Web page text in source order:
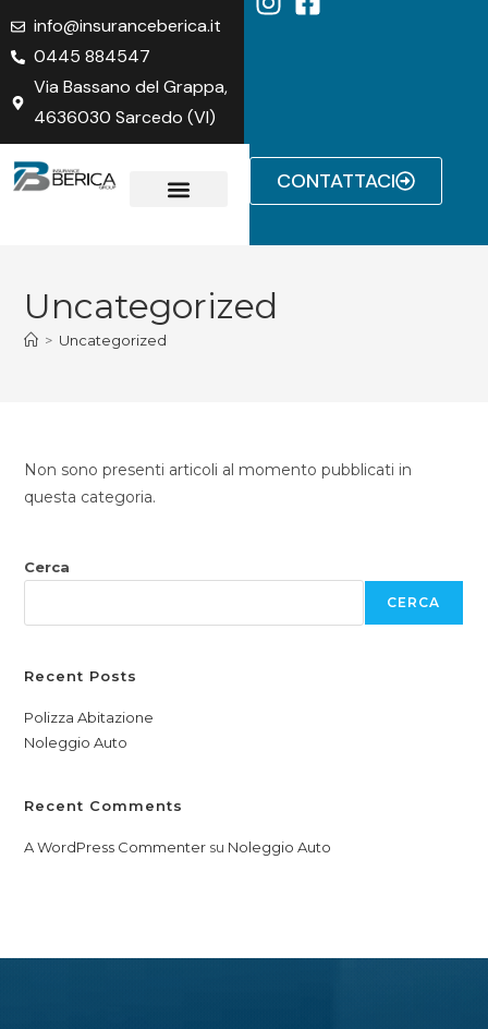
info@insuranceberica.it
0445 884547
Via Bassano del Grappa,
4636030 Sarcedo (VI)
CONTATTACI
Uncategorized
> Uncategorized
Non sono presenti articoli al momento pubblicati in
questa categoria.
Cerca
CERCA
Recent Posts
Polizza Abitazione
Noleggio Auto
Recent Comments
A WordPress Commenter su Noleggio Auto